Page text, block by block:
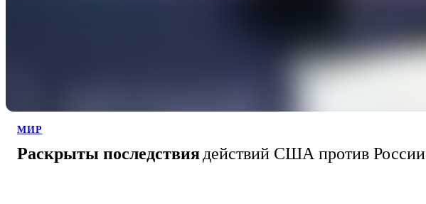
МИР
Раскрыты последствиядействий США против России